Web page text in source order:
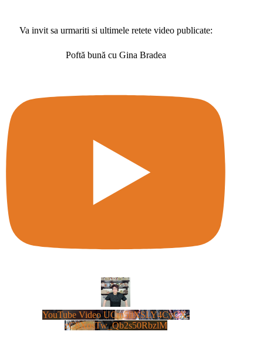
Va invit sa urmariti si ultimele retete video publicate:
Poftă bună cu Gina Bradea
YouTube Video UCm5llXSLY4CyCX-
zC8XosTw_Qb2s50RbzlM